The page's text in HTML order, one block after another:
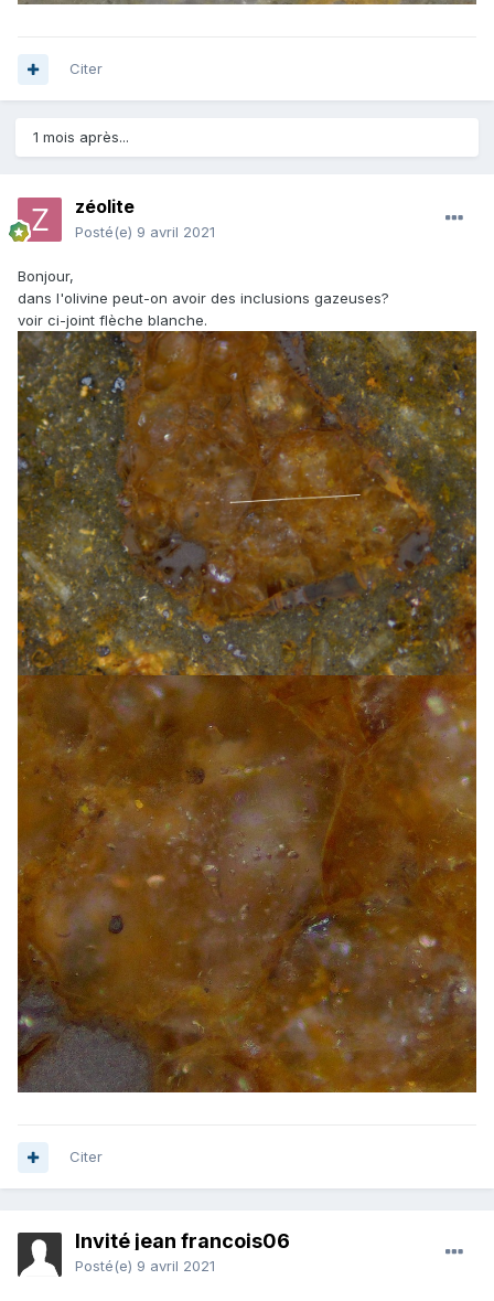
Citer
1 mois après...
zéolite
Posté(e) 9 avril 2021
Bonjour,
dans l'olivine peut-on avoir des inclusions gazeuses?
voir ci-joint flèche blanche.
Citer
Invité jean francois06
Posté(e) 9 avril 2021